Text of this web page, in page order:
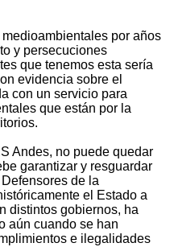
por años
y persecuciones
que tenemos esta sería
evidencia sobre el
con un servicio para
que están por la
Andes, no puede quedar
garantizar y resguardar
de la
el Estado a
distintos gobiernos, ha
aún cuando se han
e ilegalidades